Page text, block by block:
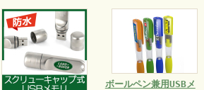
ボールペン兼用USBメ